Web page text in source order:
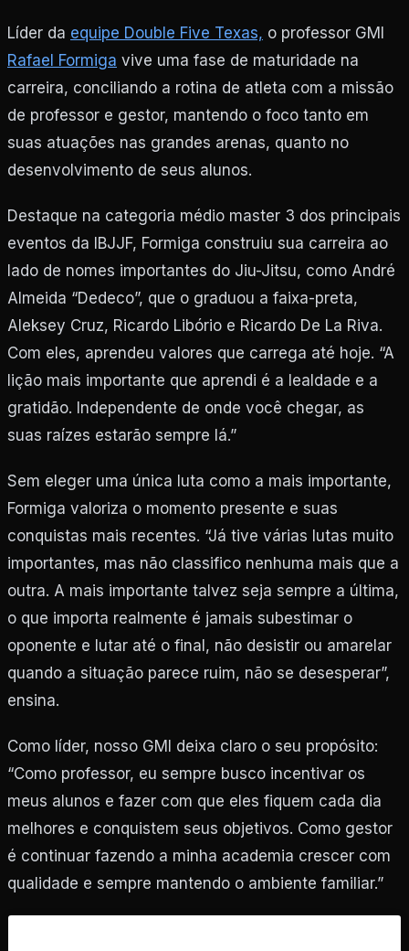
Líder da equipe Double Five Texas, o professor GMI
Rafael Formiga vive uma fase de maturidade na
carreira, conciliando a rotina de atleta com a missão
de professor e gestor, mantendo o foco tanto em
suas atuações nas grandes arenas, quanto no
desenvolvimento de seus alunos.
Destaque na categoria médio master 3 dos principais
eventos da IBJJF, Formiga construiu sua carreira ao
lado de nomes importantes do Jiu-Jitsu, como André
Almeida “Dedeco”, que o graduou a faixa-preta,
Aleksey Cruz, Ricardo Libório e Ricardo De La Riva.
Com eles, aprendeu valores que carrega até hoje. “A
lição mais importante que aprendi é a lealdade e a
gratidão. Independente de onde você chegar, as
suas raízes estarão sempre lá.”
Sem eleger uma única luta como a mais importante,
Formiga valoriza o momento presente e suas
conquistas mais recentes. “Já tive várias lutas muito
importantes, mas não classifico nenhuma mais que a
outra. A mais importante talvez seja sempre a última,
o que importa realmente é jamais subestimar o
oponente e lutar até o final, não desistir ou amarelar
quando a situação parece ruim, não se desesperar”,
ensina.
Como líder, nosso GMI deixa claro o seu propósito:
“Como professor, eu sempre busco incentivar os
meus alunos e fazer com que eles fiquem cada dia
melhores e conquistem seus objetivos. Como gestor
é continuar fazendo a minha academia crescer com
qualidade e sempre mantendo o ambiente familiar.”